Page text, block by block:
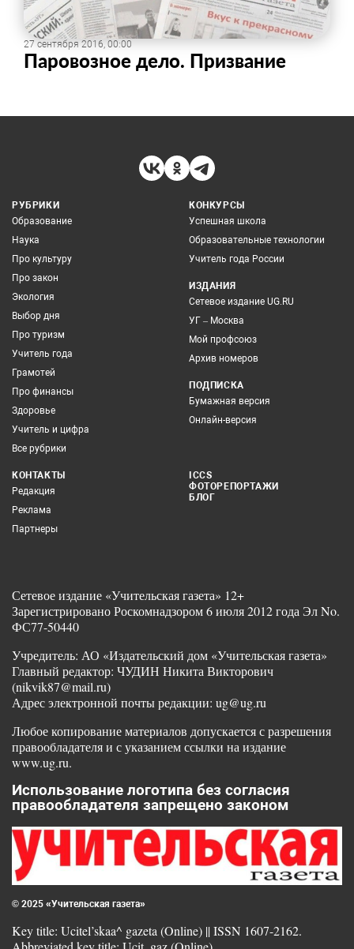
27 сентября 2016, 00:00
Паровозное дело. Призвание
РУБРИКИ
Образование
Наука
Про культуру
Про закон
Экология
Выбор дня
Про туризм
Учитель года
Грамотей
Про финансы
Здоровье
Учитель и цифра
Все рубрики
КОНКУРСЫ
Успешная школа
Образовательные технологии
Учитель года России
ИЗДАНИЯ
Сетевое издание UG.RU
УГ – Москва
Мой профсоюз
Архив номеров
ПОДПИСКА
Бумажная версия
Онлайн-версия
КОНТАКТЫ
Редакция
Реклама
Партнеры
ICCS
ФОТОРЕПОРТАЖИ
БЛОГ
Сетевое издание «Учительская газета» 12+
Зарегистрировано Роскомнадзором 6 июля 2012 года Эл No.
ФС77-50440
Учредитель: АО «Издательский дом «Учительская газета»
Главный редактор: ЧУДИН Никита Викторович
(nikvik87@mail.ru)
Адрес электронной почты редакции: ug@ug.ru
Любое копирование материалов допускается с разрешения
правообладателя и с указанием ссылки на издание
www.ug.ru.
Использование логотипа без согласия
правообладателя запрещено законом
© 2025 «Учительская газета»
Key title: Ucitel’skaa^ gazeta (Online) || ISSN 1607-2162.